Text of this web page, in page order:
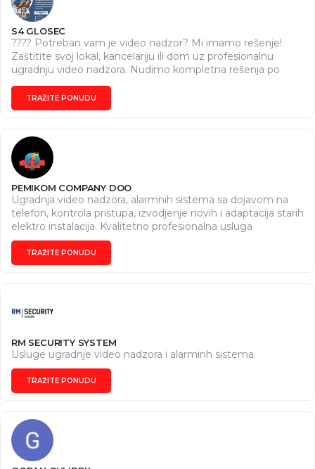
S4 GLOSEC
???? Potreban vam je video nadzor? Mi imamo rešenje!
Zaštitite svoj lokal, kancelariju ili dom uz profesionalnu
ugradnju video nadzora. Nudimo kompletna rešenja po
principu „ključ u ruke“ – od saveta i izbora opreme do
montaže i podešavanja. ✅ Bežični i kablovski sistemi ✅
Mobilni pristup i notifikacije ✅ HD kamere sa noćnim
magacinima i kućama ✅ Mogućnost integracije sa
alarmnim sistemima ???? Idealno za: Male firme i lokali
Velike firme i organizacije Stanovi i kuće Privremeni objekti
i gradilišta ???? Radimo na teritoriji cele Srbije ???? Kontakt:
069/2690-222 ???? Email: dragan.mirilo@glosec.rs
TRAŽITE PONUDU
PEMIKOM COMPANY DOO
Ugradnja video nadzora, alarmnih sistema sa dojavom na
telefon, kontrola pristupa, izvodjenje novih i adaptacija starih
elektro instalacija. Kvalitetno profesionalna usluga
TRAŽITE PONUDU
RM SECURITY SYSTEM
Usluge ugradnje video nadzora i alarminh sistema.
TRAŽITE PONUDU